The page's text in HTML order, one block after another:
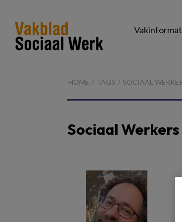
Sociaal
Werk
HOME TAGS SOCIAAL
Sociaal